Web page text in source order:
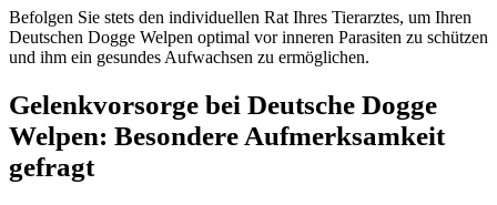
Befolgen Sie stets den individuellen Rat Ihres Tierarztes, um Ihren
Deutschen Dogge Welpen optimal vor inneren Parasiten zu schützen
und ihm ein gesundes Aufwachsen zu ermöglichen.
Gelenkvorsorge bei Deutsche Dogge
Welpen: Besondere Aufmerksamkeit
gefragt